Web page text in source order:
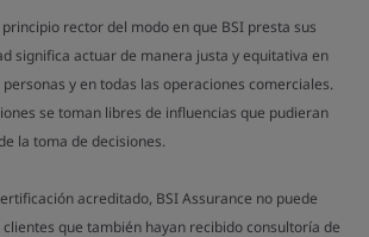
rector del modo en que BSI presta sus
significa actuar de manera justa y equitativa en
y en todas las operaciones comerciales.
se toman libres de influencias que pudieran
la toma de decisiones.
acreditado, BSI Assurance no puede
que también hayan recibido consultoría de